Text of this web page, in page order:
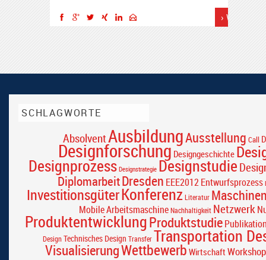
›
SCHLAGWORTE
AbsolventAusbildungAusstellung Call
Designforschung Designgeschichte
Designprozess Designstrategie Designstudie
DiplomarbeitDresden EEE2012Entwurfsprozess
InvestitionsgüterKonferenzLiteratur
Mobile Arbeitsmaschine Nachhaltigkeit Netzwerk
ProduktentwicklungProduktstudie
DesignTechnisches Design Transfer Transportation
VisualisierungWettbewerb Wirtschaft Workshop